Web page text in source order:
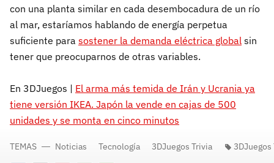
con una planta similar en cada desembocadura de un río
al mar, estaríamos hablando de energía perpetua
suficiente para sostener la demanda eléctrica global sin
tener que preocuparnos de otras variables.
En 3DJuegos | El arma más temida de Irán y Ucrania ya
tiene versión IKEA. Japón la vende en cajas de 500
unidades y se monta en cinco minutos
TEMAS Noticias Tecnología 3DJuegos Trivia 3DJuegos